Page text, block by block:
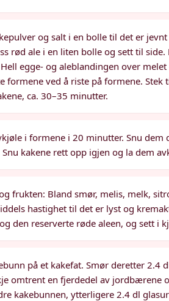
og salt i en bolle til det er
rød ale i en liten bolle og sett til
egge- og aleblandingen over
formene ved å riste på formene.
ca. 30–35 minutter.
i formene i 20 minutter. Snu
kakene rett opp igjen og la dem
frukten: Bland smør, melis, melk,
hastighet til det er lyst og
den reserverte røde aleen, og sett i
på et kakefat. Smør deretter 2.4
omtrent en fjerdedel av jordbærene
kakebunnen, ytterligere 2.4 dl